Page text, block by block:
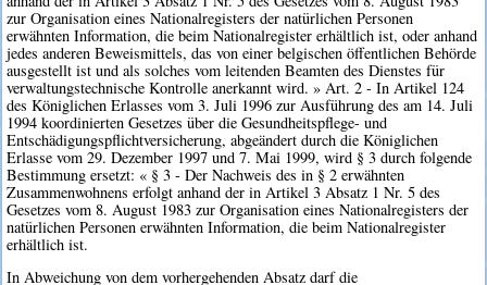
zur Organisation eines Nationalregisters der natürlichen Personen
erwähnten Information, die beim Nationalregister erhältlich ist, oder anhand
jedes anderen Beweismittels, das von einer belgischen öffentlichen Behörde
ausgestellt ist und als solches vom leitenden Beamten des Dienstes für
verwaltungstechnische Kontrolle anerkannt wird. » Art. 2 - In Artikel 124
des Königlichen Erlasses vom 3. Juli 1996 zur Ausführung des am 14. Juli
1994 koordinierten Gesetzes über die Gesundheitspflege- und
Entschädigungspflichtversicherung, abgeändert durch die Königlichen
Erlasse vom 29. Dezember 1997 und 7. Mai 1999, wird § 3 durch folgende
Bestimmung ersetzt: « § 3 - Der Nachweis des in § 2 erwähnten
Zusammenwohnens erfolgt anhand der in Artikel 3 Absatz 1 Nr. 5 des
Gesetzes vom 8. August 1983 zur Organisation eines Nationalregisters der
natürlichen Personen erwähnten Information, die beim Nationalregister
erhältlich ist.
In Abweichung von dem vorhergehenden Absatz darf die